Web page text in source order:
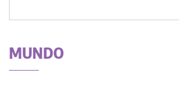
MUNDO